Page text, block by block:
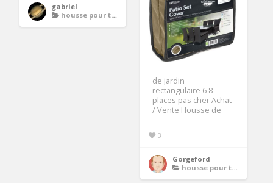
gabriel
housse pour table de jardin rectangulaire
de jardin
rectangulaire 6 8
places pas cher Achat
/ Vente Housse de
3
Gorgeford
housse pour table de jardin rectangulaire